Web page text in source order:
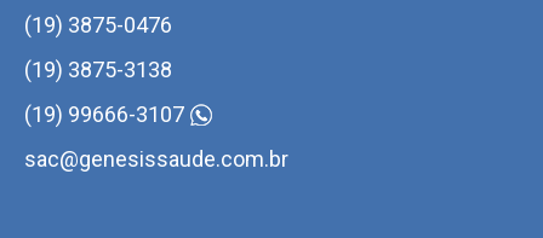
(19) 3875-0476
(19) 3875-3138
(19) 99666-3107
sac@genesissaude.com.br